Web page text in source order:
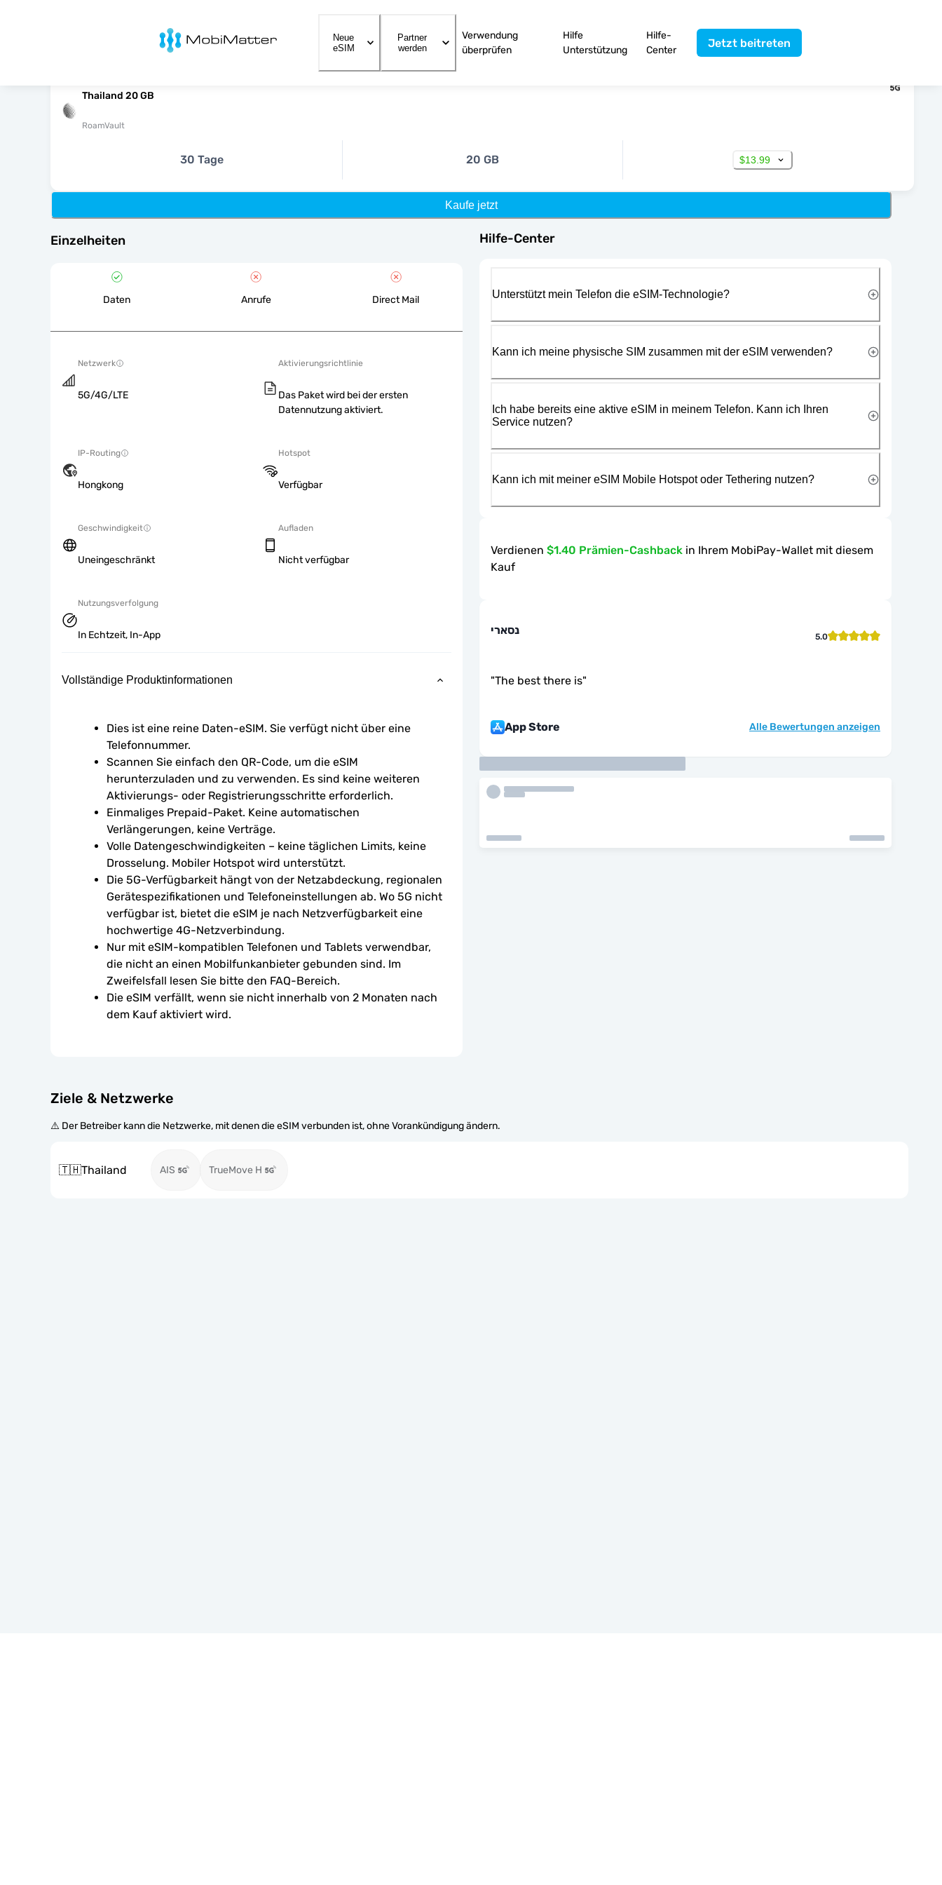
MobiMatter
Neue
eSIM
Partner
werden
Verwendung
überprüfen
Hilfe
Unterstützung
Hilfe-
Center
Jetzt beitreten
Thailand 20 GB
RoamVault
30 Tage 20 GB $13.99
Kaufe jetzt
Einzelheiten
Daten Anrufe Direct Mail
Netzwerk
5G/4G/LTE
Aktivierungsrichtlinie
Das Paket wird bei der ersten
Datennutzung aktiviert.
IP-Routing
Hongkong
Hotspot
Verfügbar
Geschwindigkeit
Uneingeschränkt
Aufladen
Nicht verfügbar
Nutzungsverfolgung
In Echtzeit, In-App
Vollständige Produktinformationen
Dies ist eine reine Daten-eSIM. Sie verfügt nicht über eine
Telefonnummer.
Scannen Sie einfach den QR-Code, um die eSIM
herunterzuladen und zu verwenden. Es sind keine weiteren
Aktivierungs- oder Registrierungsschritte erforderlich.
Einmaliges Prepaid-Paket. Keine automatischen
Verlängerungen, keine Verträge.
Volle Datengeschwindigkeiten – keine täglichen Limits, keine
Drosselung. Mobiler Hotspot wird unterstützt.
Die 5G-Verfügbarkeit hängt von der Netzabdeckung, regionalen
Gerätespezifikationen und Telefoneinstellungen ab. Wo 5G nicht
verfügbar ist, bietet die eSIM je nach Netzverfügbarkeit eine
hochwertige 4G-Netzverbindung.
Nur mit eSIM-kompatiblen Telefonen und Tablets verwendbar,
die nicht an einen Mobilfunkanbieter gebunden sind. Im
Zweifelsfall lesen Sie bitte den FAQ-Bereich.
Die eSIM verfällt, wenn sie nicht innerhalb von 2 Monaten nach
dem Kauf aktiviert wird.
Ziele & Netzwerke
⚠️ Der Betreiber kann die Netzwerke, mit denen die eSIM verbunden ist, ohne Vorankündigung ändern.
🇹🇭Thailand AIS TrueMove H
Hilfe-Center
Unterstützt mein Telefon die eSIM-Technologie?
Kann ich meine physische SIM zusammen mit der eSIM verwenden?
Ich habe bereits eine aktive eSIM in meinem Telefon. Kann ich Ihren
Service nutzen?
Kann ich mit meiner eSIM Mobile Hotspot oder Tethering nutzen?
Verdienen $1.40 Prämien-Cashback in Ihrem MobiPay-Wallet mit diesem
Kauf
נסארי 5.0
"The best there is"
App Store Alle Bewertungen anzeigen